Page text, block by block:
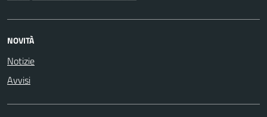
NOVITÀ
Notizie
Avvisi